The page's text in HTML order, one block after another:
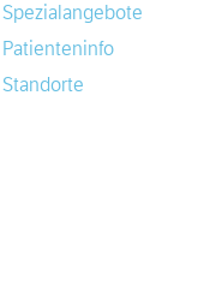
Spezialangebote
Patienteninfo
Standorte